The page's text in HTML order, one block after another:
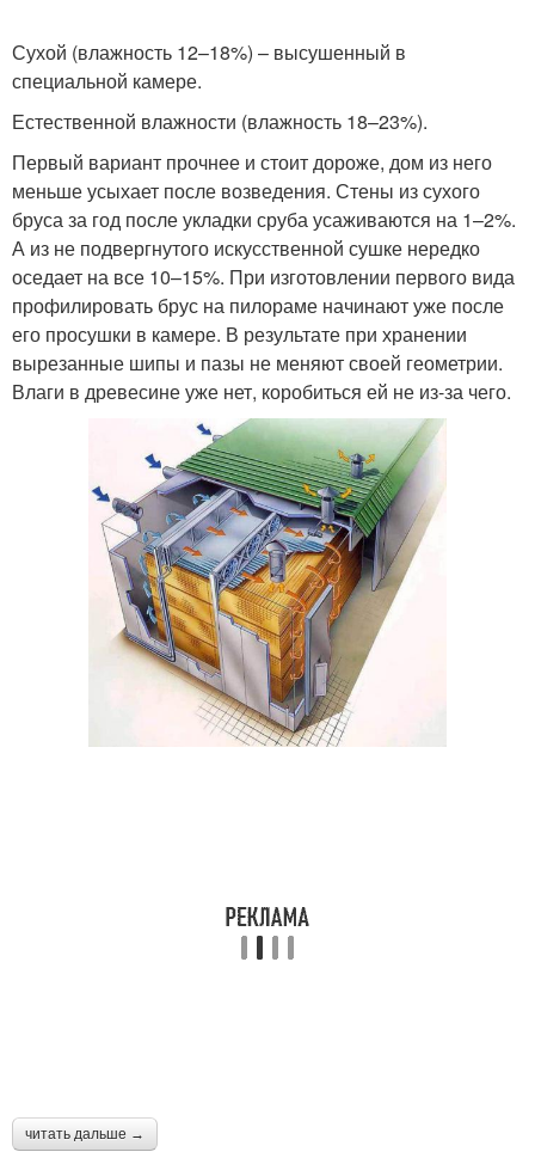
Сухой (влажность 12–18%) – высушенный в
специальной камере.
Естественной влажности (влажность 18–23%).
Первый вариант прочнее и стоит дороже, дом из него
меньше усыхает после возведения. Стены из сухого
бруса за год после укладки сруба усаживаются на 1–2%.
А из не подвергнутого искусственной сушке нередко
оседает на все 10–15%. При изготовлении первого вида
профилировать брус на пилораме начинают уже после
его просушки в камере. В результате при хранении
вырезанные шипы и пазы не меняют своей геометрии.
Влаги в древесине уже нет, коробиться ей не из-за чего.
читать дальше →